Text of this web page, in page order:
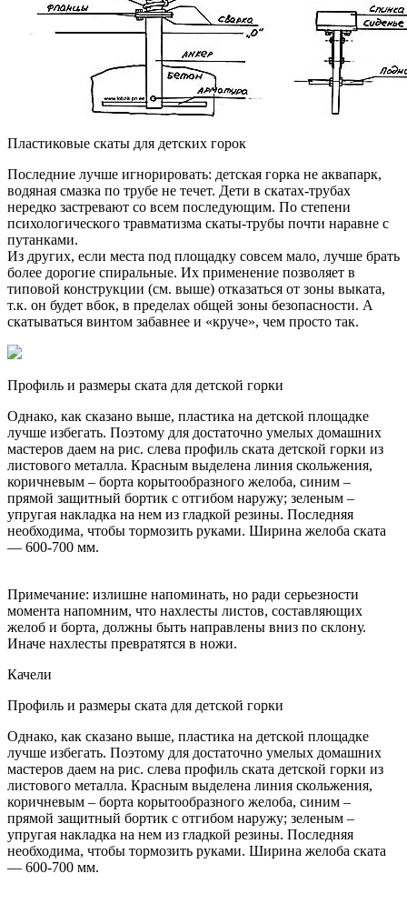
Пластиковые скаты для детских горок
Последние лучше игнорировать: детская горка не аквапарк,
водяная смазка по трубе не течет. Дети в скатах-трубах
нередко застревают со всем последующим. По степени
психологического травматизма скаты-трубы почти наравне с
путанками.
Из других, если места под площадку совсем мало, лучше брать
более дорогие спиральные. Их применение позволяет в
типовой конструкции (см. выше) отказаться от зоны выката,
т.к. он будет вбок, в пределах общей зоны безопасности. А
скатываться винтом забавнее и «круче», чем просто так.
Профиль и размеры ската для детской горки
Однако, как сказано выше, пластика на детской площадке
лучше избегать. Поэтому для достаточно умелых домашних
мастеров даем на рис. слева профиль ската детской горки из
листового металла. Красным выделена линия скольжения,
коричневым – борта корытообразного желоба, синим –
прямой защитный бортик с отгибом наружу; зеленым –
упругая накладка на нем из гладкой резины. Последняя
необходима, чтобы тормозить руками. Ширина желоба ската
— 600-700 мм.
Примечание: излишне напоминать, но ради серьезности
момента напомним, что нахлесты листов, составляющих
желоб и борта, должны быть направлены вниз по склону.
Иначе нахлесты превратятся в ножи.
Качели
Профиль и размеры ската для детской горки
Однако, как сказано выше, пластика на детской площадке
лучше избегать. Поэтому для достаточно умелых домашних
мастеров даем на рис. слева профиль ската детской горки из
листового металла. Красным выделена линия скольжения,
коричневым – борта корытообразного желоба, синим –
прямой защитный бортик с отгибом наружу; зеленым –
упругая накладка на нем из гладкой резины. Последняя
необходима, чтобы тормозить руками. Ширина желоба ската
— 600-700 мм.